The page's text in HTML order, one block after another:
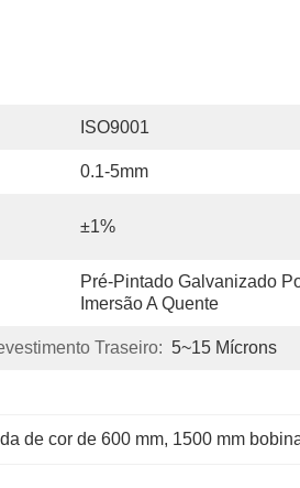
ISO9001
0.1-5mm
±1%
Pré-Pintado Galvanizado
Imersão A Quente
Traseiro: 5~15 Mícrons
de cor de 600 mm, 1500 mm